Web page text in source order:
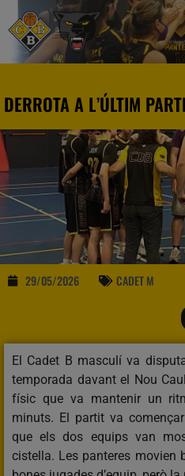
DERROTA A L’ÚLTIM
29/05/2026 CADET M
El Cadet B masculí va
temporada davant el Nou
físic que va mantenir un
minuts. El partit va
que els dos equips van
cistella. Les panteres movien